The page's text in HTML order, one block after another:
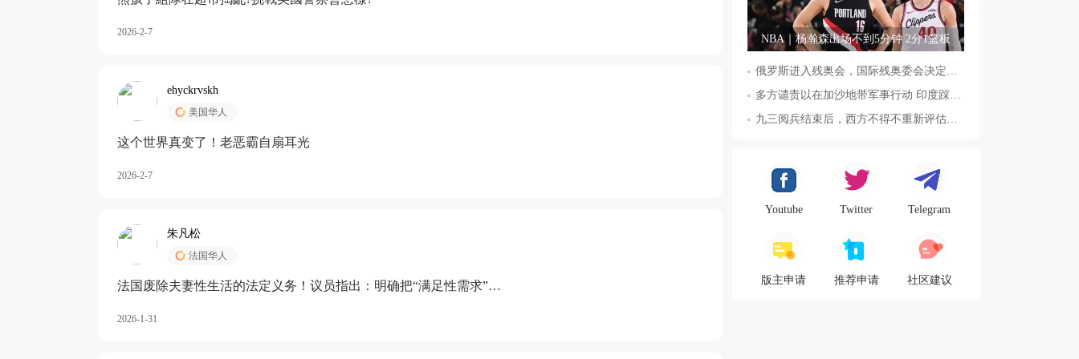
2026-2-7
ehyckrvskh
美国华人
这个世界真变了！老恶霸自扇耳光
2026-2-7
朱凡松
法国华人
法国废除夫妻性生活的法定义务！议员指出：明确把“满足性需求”排
2026-1-31
NBA｜杨瀚森出场不到5分钟 2分1篮板
Youtube Twitter Telegram
版主申请 推荐申请 社区建议